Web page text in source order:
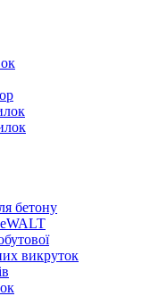
бетону
викруток